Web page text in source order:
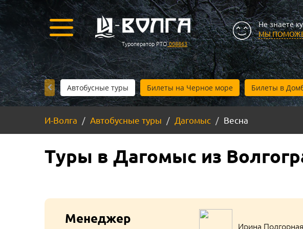
Туроператор РТО008863
Не знаете
МЫ
Автобусные туры Билеты на Черное море Билеты в
И-Волга Автобусные туры Дагомыс Весна
Туры в Дагомыс из
Менеджер
Ирина Подгорная